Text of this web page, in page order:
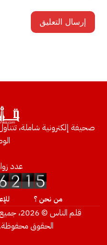
صحيفة إلكترونية شاملة، تتناول
عدد
من نحن ؟
قلم الناس © 2026، جميع
الحقوق محفوظة.